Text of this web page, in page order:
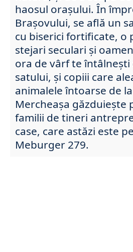
haosul orașului. În
Brașovului, se află un
cu biserici fortificate, o
stejari seculari și
ora de vârf te întâlnești
satului, și copiii care
animalele întoarse de
Mercheașa găzduiește
familii de tineri
case, care astăzi este
Meburger 279.